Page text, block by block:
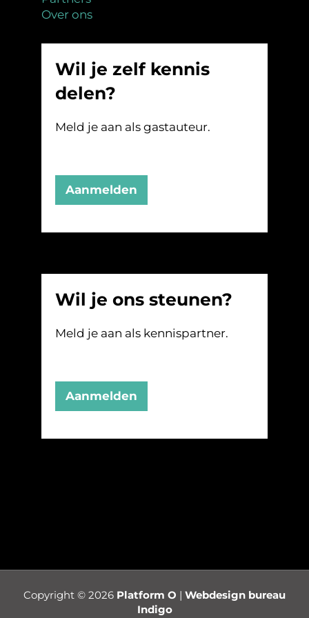
Over ons
Wil je zelf kennis
delen?
Meld je aan als gastauteur.
Aanmelden
Wil je ons steunen?
Meld je aan als kennispartner.
Aanmelden
Copyright © 2026 Platform O | Webdesign bureau
Indigo